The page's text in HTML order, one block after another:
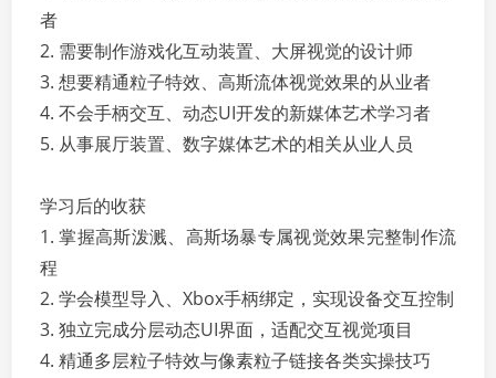
者
2. 需要制作游戏化互动装置、大屏视觉的设计师
3. 想要精通粒子特效、高斯流体视觉效果的从业者
4. 不会手柄交互、动态UI开发的新媒体艺术学习者
5. 从事展厅装置、数字媒体艺术的相关从业人员
学习后的收获
1. 掌握高斯泼溅、高斯场暴专属视觉效果完整制作流
程
2. 学会模型导入、Xbox手柄绑定，实现设备交互控制
3. 独立完成分层动态UI界面，适配交互视觉项目
4. 精通多层粒子特效与像素粒子链接各类实操技巧